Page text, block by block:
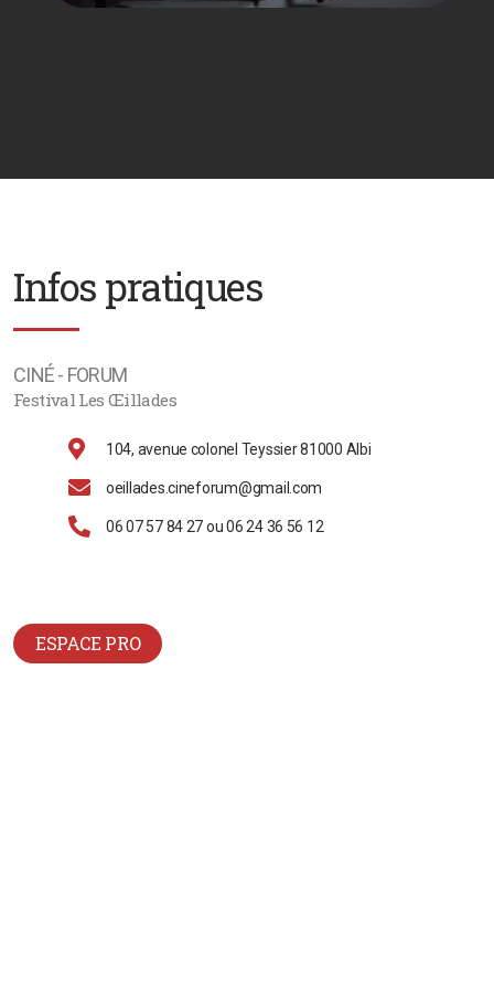
Infos pratiques
CINÉ - FORUM
Festival Les Œillades
104, avenue colonel Teyssier 81000 Albi
oeillades.cineforum@gmail.com
06 07 57 84 27 ou 06 24 36 56 12
ESPACE PRO